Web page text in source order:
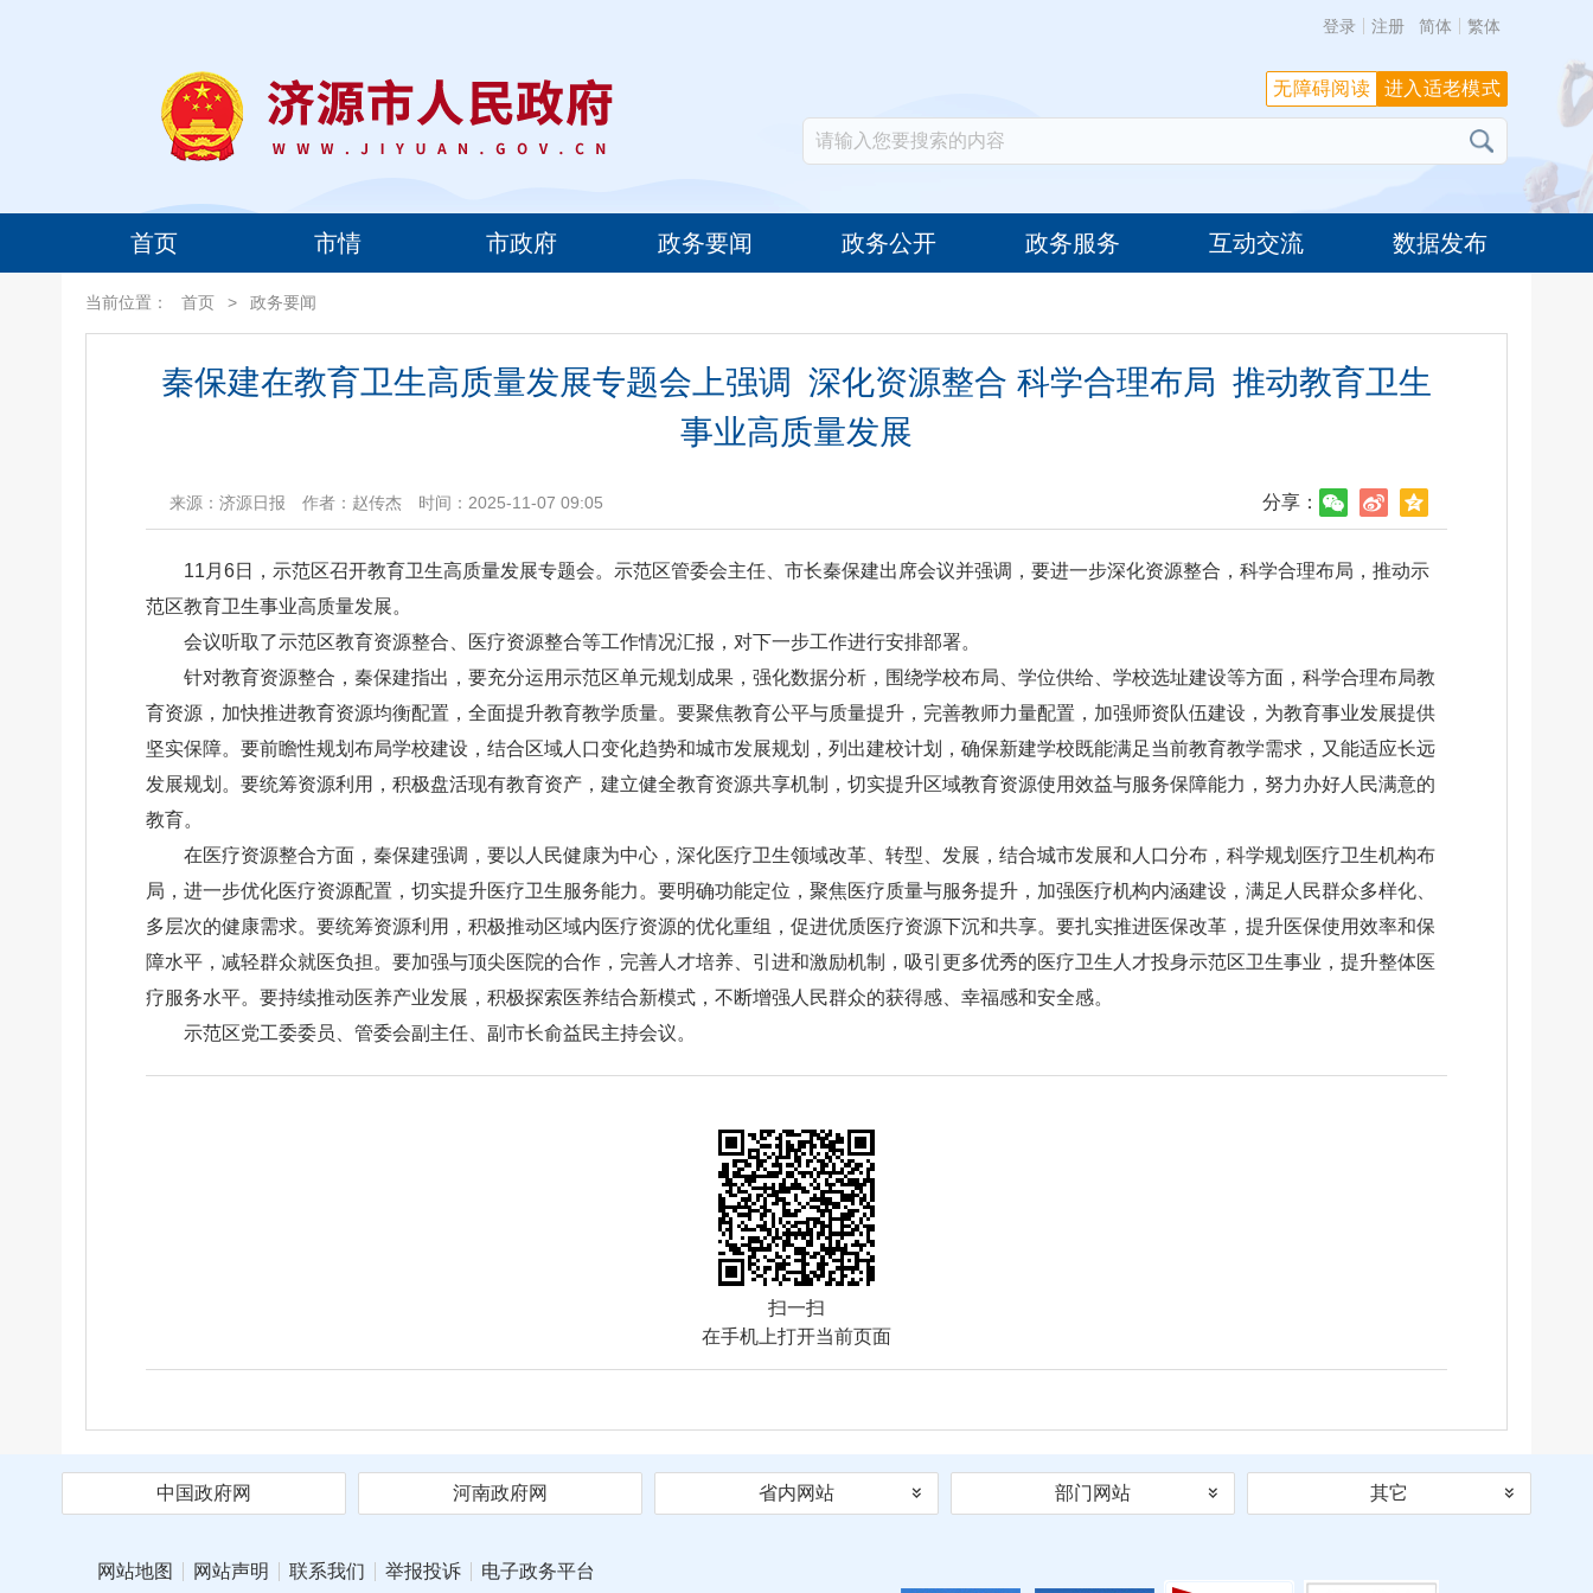
登录 注册 简体 繁体
首页 市情 市政府 政务要闻 政务公开 政务服务 互动交流 数据发布
进入适老模式
无障碍阅读
当前位置： 首页 > 政务要闻
秦保建在教育卫生高质量发展专题会上强调 深化资源整合 科学合理布局 推动教育卫生
事业高质量发展
来源：济源日报 作者：赵传杰 时间：2025-11-07 09:05 分享：
11月6日，示范区召开教育卫生高质量发展专题会。示范区管委会主任、市长秦保建出席会议并强调，要进一步深化资源整合，科学合理布局，推动示
范区教育卫生事业高质量发展。
会议听取了示范区教育资源整合、医疗资源整合等工作情况汇报，对下一步工作进行安排部署。
针对教育资源整合，秦保建指出，要充分运用示范区单元规划成果，强化数据分析，围绕学校布局、学位供给、学校选址建设等方面，科学合理布局教
育资源，加快推进教育资源均衡配置，全面提升教育教学质量。要聚焦教育公平与质量提升，完善教师力量配置，加强师资队伍建设，为教育事业发展提供
坚实保障。要前瞻性规划布局学校建设，结合区域人口变化趋势和城市发展规划，列出建校计划，确保新建学校既能满足当前教育教学需求，又能适应长远
发展规划。要统筹资源利用，积极盘活现有教育资产，建立健全教育资源共享机制，切实提升区域教育资源使用效益与服务保障能力，努力办好人民满意的
教育。
在医疗资源整合方面，秦保建强调，要以人民健康为中心，深化医疗卫生领域改革、转型、发展，结合城市发展和人口分布，科学规划医疗卫生机构布
局，进一步优化医疗资源配置，切实提升医疗卫生服务能力。要明确功能定位，聚焦医疗质量与服务提升，加强医疗机构内涵建设，满足人民群众多样化、
多层次的健康需求。要统筹资源利用，积极推动区域内医疗资源的优化重组，促进优质医疗资源下沉和共享。要扎实推进医保改革，提升医保使用效率和保
障水平，减轻群众就医负担。要加强与顶尖医院的合作，完善人才培养、引进和激励机制，吸引更多优秀的医疗卫生人才投身示范区卫生事业，提升整体医
疗服务水平。要持续推动医养产业发展，积极探索医养结合新模式，不断增强人民群众的获得感、幸福感和安全感。
示范区党工委委员、管委会副主任、副市长俞益民主持会议。
扫一扫
在手机上打开当前页面
中国政府网 河南政府网 省内网站 部门网站 其它
网站地图 网站声明 联系我们 举报投诉 电子政务平台